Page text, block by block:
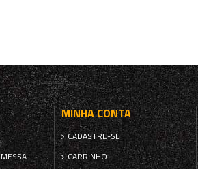
MINHA CONTA
CADASTRE-SE
CARRINHO